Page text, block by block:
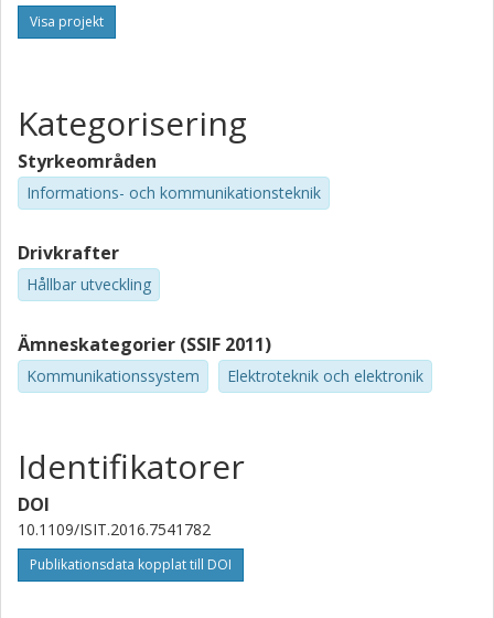
Visa projekt
Kategorisering
Styrkeområden
Informations- och kommunikationsteknik
Drivkrafter
Hållbar utveckling
Ämneskategorier (SSIF 2011)
Kommunikationssystem Elektroteknik och elektronik
Identifikatorer
DOI
10.1109/ISIT.2016.7541782
Publikationsdata kopplat till DOI